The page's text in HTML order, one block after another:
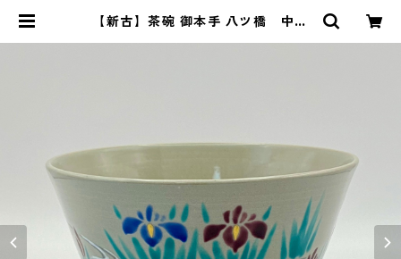
【新古】茶碗 御本手 八ツ橋 中村